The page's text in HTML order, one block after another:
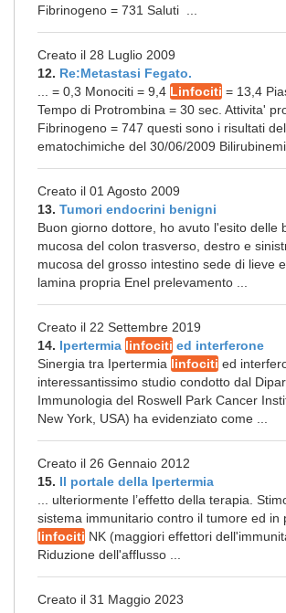
Fibrinogeno = 731 Saluti ...
Creato il 28 Luglio 2009
12. Re:Metastasi Fegato.
... = 0,3 Monociti = 9,4 Linfociti = 13,4
Tempo di Protrombina = 30 sec. Attivita'
Fibrinogeno = 747 questi sono i risultati
ematochimiche del 30/06/2009
Creato il 01 Agosto 2009
13. Tumori endocrini benigni
Buon giorno dottore, ho avuto l'esito delle
mucosa del colon trasverso, destro e
mucosa del grosso intestino sede di lieve
lamina propria Enel prelevamento ...
Creato il 22 Settembre 2019
14. Ipertermia linfociti ed interferone
Sinergia tra Ipertermia linfociti ed
interessantissimo studio condotto dal
Immunologia del Roswell Park Cancer
New York, USA) ha evidenziato come ...
Creato il 26 Gennaio 2012
15. Il portale della Ipertermia
... ulteriormente l’effetto della terapia.
sistema immunitario contro il tumore ed in
linfociti NK (maggiori effettori
Riduzione dell'afflusso ...
Creato il 31 Maggio 2023